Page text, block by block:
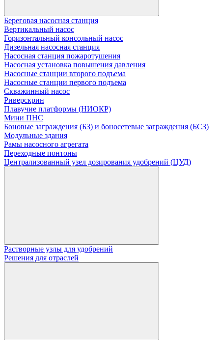
Береговая насосная станция
Вертикальный насос
Горизонтальный консольный насос
Дизельная насосная станция
Насосная станция пожаротушения
Насосная установка повышения давления
Насосные станции второго подъема
Насосные станции первого подъема
Скважинный насос
Риверскрин
Плавучие платформы (НИОКР)
Мини ПНС
Боновые заграждения (БЗ) и боносетевые заграждения (БСЗ)
Модульные здания
Рамы насосного агрегата
Переходные понтоны
Централизованный узел дозирования удобрений (ЦУД)
Растворные узлы для удобрений
Решения для отраслей